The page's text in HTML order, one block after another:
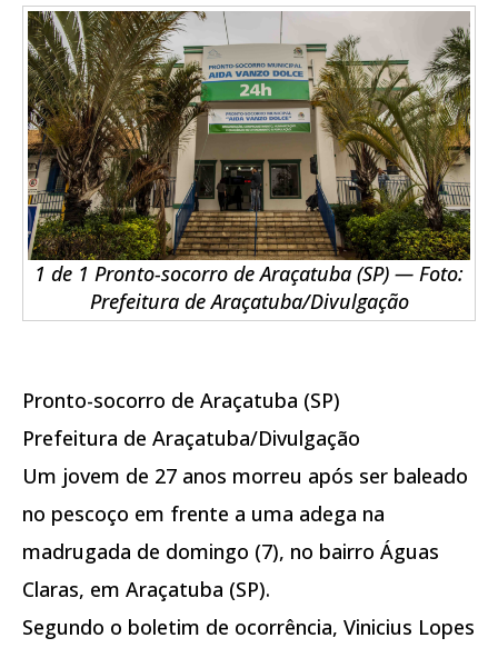
1 de 1 Pronto-socorro de Araçatuba (SP) — Foto:
Prefeitura de Araçatuba/Divulgação
Pronto-socorro de Araçatuba (SP)
Prefeitura de Araçatuba/Divulgação
Um jovem de 27 anos morreu após ser baleado
no pescoço em frente a uma adega na
madrugada de domingo (7), no bairro Águas
Claras, em Araçatuba (SP).
Segundo o boletim de ocorrência, Vinicius Lopes